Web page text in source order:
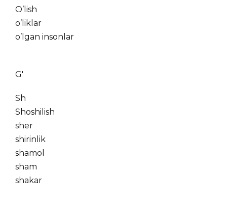
O’lish
o’liklar
o’lgan insonlar
G'
Sh
Shoshilish
sher
shirinlik
shamol
sham
shakar